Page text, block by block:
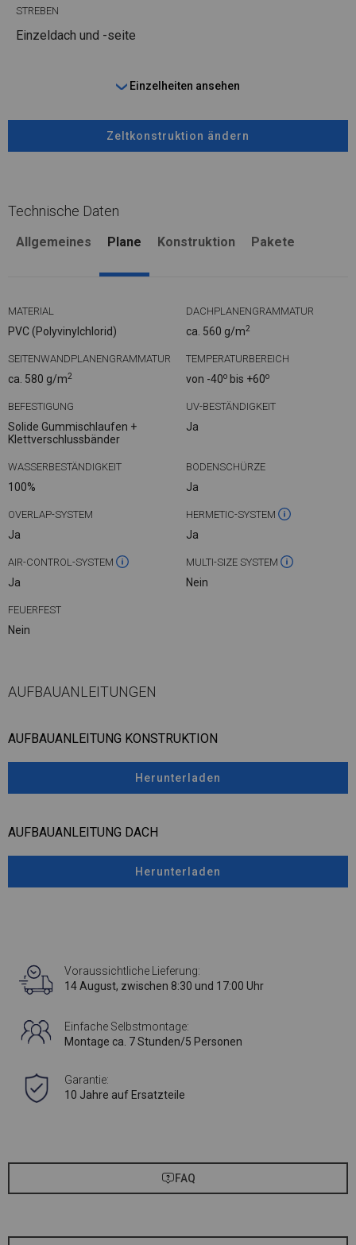
STREBEN
Einzeldach und -seite
Einzelheiten ansehen
Zeltkonstruktion ändern
Technische Daten
Allgemeines Plane Konstruktion Pakete
MATERIAL
PVC (Polyvinylchlorid)
DACHPLANENGRAMMATUR
ca. 560 g/m2
SEITENWANDPLANENGRAMMATUR
ca. 580 g/m2
TEMPERATURBEREICH
von -40o bis +60o
BEFESTIGUNG
Solide Gummischlaufen +
Klettverschlussbänder
UV-BESTÄNDIGKEIT
Ja
WASSERBESTÄNDIGKEIT
100%
BODENSCHÜRZE
Ja
OVERLAP-SYSTEM
Ja
HERMETIC-SYSTEM
Ja
AIR-CONTROL-SYSTEM
Ja
MULTI-SIZE SYSTEM
Nein
FEUERFEST
Nein
AUFBAUANLEITUNGEN
AUFBAUANLEITUNG KONSTRUKTION
Herunterladen
AUFBAUANLEITUNG DACH
Herunterladen
Voraussichtliche Lieferung:
14 August, zwischen 8:30 und 17:00 Uhr
Einfache Selbstmontage:
Montage ca. 7 Stunden/5 Personen
Garantie:
10 Jahre auf Ersatzteile
FAQ